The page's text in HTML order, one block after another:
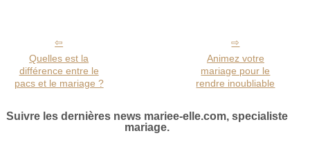
Quelles est la
différence entre le
pacs et le mariage ?
Animez votre
mariage pour le
rendre inoubliable
Suivre les dernières news mariee-elle.com, specialiste
mariage.